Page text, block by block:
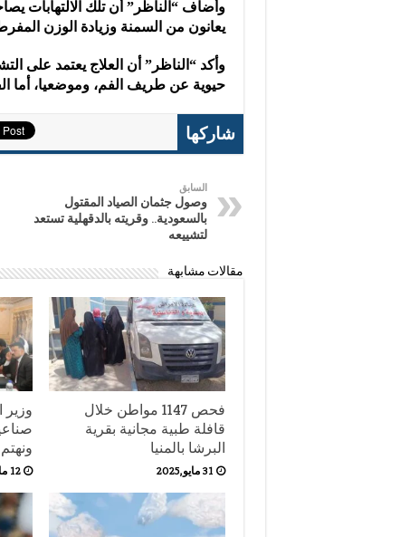
وأضاف “الناظر” أن تلك الالتهابات
يعانون من السمنة وزيادة الوزن
وأكد “الناظر” أن العلاج يعتمد على
حيوية عن طريف الفم، وموضعيا، أما
شاركها
السابق
وصول جثمان الصياد المقتول
بالسعودية.. وقريته بالدقهلية تستعد
لتشييعه
مقالات مشابهة
فحص 1147 مواطن خلال
قافلة طبية مجانية بقرية
البرشا بالمنيا
31 مايو,2025
وزير
12 مايو,2025